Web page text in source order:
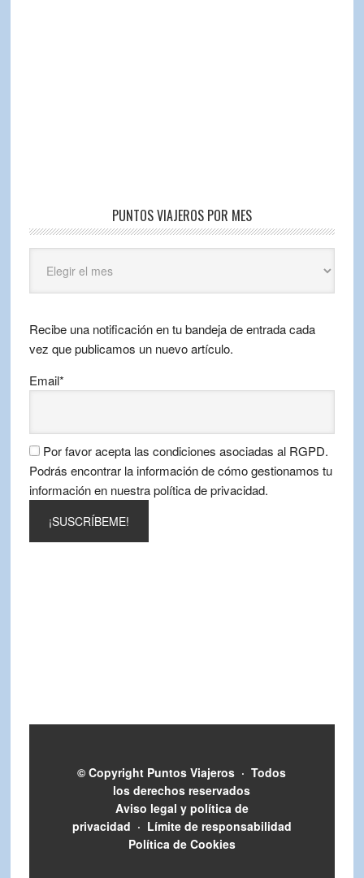
PUNTOS VIAJEROS POR MES
Viajeros
por
Recibe una notificación en tu bandeja de entrada cada
vez que publicamos un nuevo artículo.
Email*
Por favor acepta las condiciones asociadas al RGPD.
Podrás encontrar la información de cómo gestionamos tu
información en nuestra política de privacidad.
© Copyright Puntos Viajeros · Todos
los derechos reservados
Aviso legal y política de
privacidad · Límite de responsabilidad
Política de Cookies